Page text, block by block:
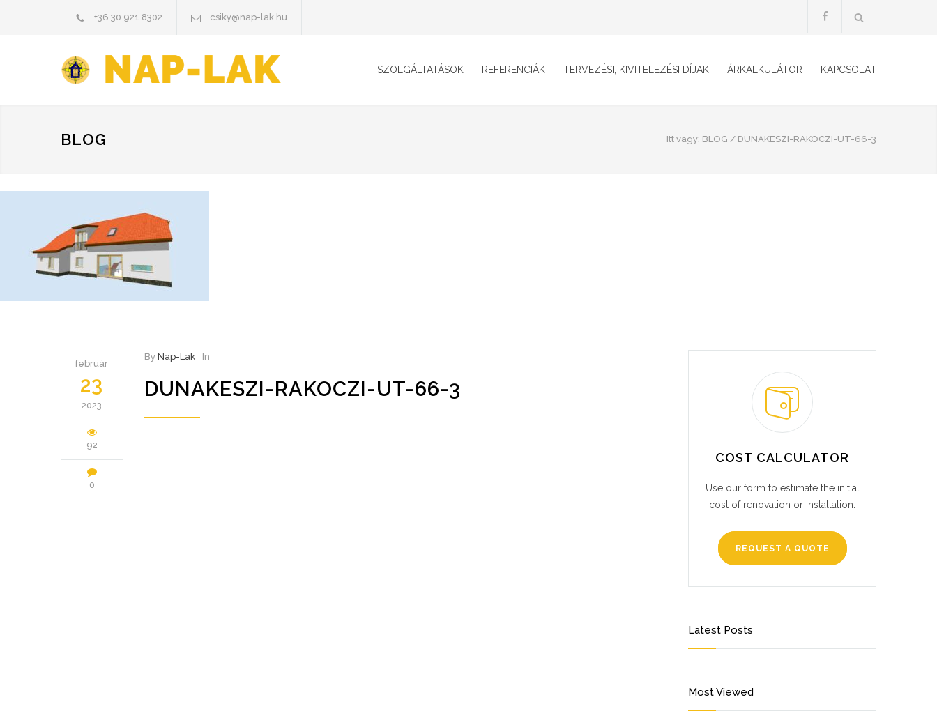
+36 30 921 8302 csiky@nap-lak.hu
SZOLGÁLTATÁSOK REFERENCIÁK TERVEZÉSI, KIVITELEZÉSI DÍJAK ÁRKALKULÁTOR KAPCSOLAT
BLOG Itt vagy: BLOG / DUNAKESZI-RAKOCZI-UT-66-3
február
23
2023
92
0
By Nap-Lak In
DUNAKESZI-RAKOCZI-UT-66-3
COST CALCULATOR
Use our form to estimate the initial
cost of renovation or installation.
REQUEST A QUOTE
Latest Posts
Most Viewed